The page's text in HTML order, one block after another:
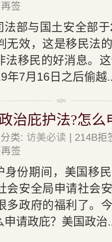
签
法部与国土安全部
无效，这是移民法
法移民的好消息。
年7月16日之后偷越
治庇护法?怎么
类: 访美必读 | 214B
签
身份期间，美国移
会安全局申请社会
多政府的福利了。
申请政庇？美国政治